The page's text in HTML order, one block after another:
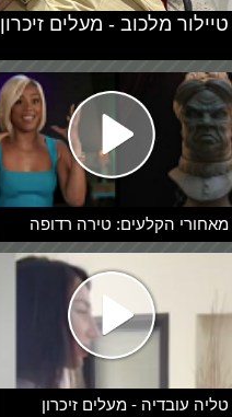
מאחורי הקלעים: טירה רדופה
טליה עובדיה - מעלים זיכרון
טיילור מלכוב - מעלים זיכרון